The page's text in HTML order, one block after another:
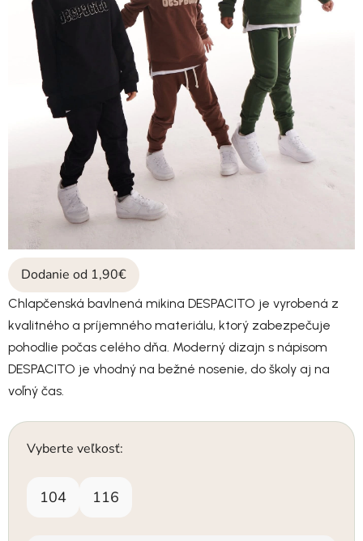
Dodanie od 1,90€
Chlapčenská bavlnená mikina DESPACITO je vyrobená z
kvalitného a príjemného materiálu, ktorý zabezpečuje
pohodlie počas celého dňa. Moderný dizajn s nápisom
DESPACITO je vhodný na bežné nosenie, do školy aj na
voľný čas.
Vyberte veľkosť:
104 116